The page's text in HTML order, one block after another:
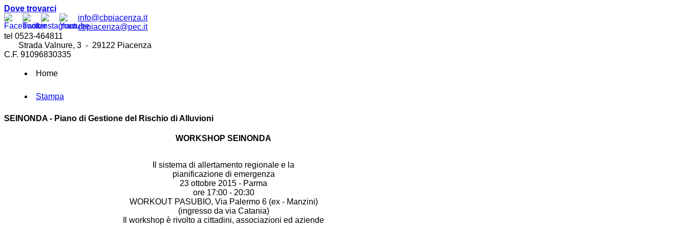
Dove trovarci
info@cbpiacenza.it
cbpiacenza@pec.it
tel 0523-464811
Strada Valnure, 3 - 29122 Piacenza
C.F. 91096830335
Home
Stampa
SEINONDA - Piano di Gestione del Rischio di Alluvioni
WORKSHOP SEINONDA
Il sistema di allertamento regionale e la
pianificazione di emergenza
23 ottobre 2015 - Parma
ore 17:00 - 20:30
WORKOUT PASUBIO, Via Palermo 6 (ex - Manzini)
(ingresso da via Catania)
Il workshop è rivolto a cittadini, associazioni ed aziende